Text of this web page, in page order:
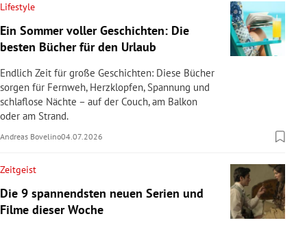
Lifestyle
Ein Sommer voller Geschichten: Die
besten Bücher für den Urlaub
Endlich Zeit für große Geschichten: Diese Bücher
sorgen für Fernweh, Herzklopfen, Spannung und
schlaflose Nächte – auf der Couch, am Balkon
oder am Strand.
Andreas Bovelino04.07.2026
Zeitgeist
Die 9 spannendsten neuen Serien und
Filme dieser Woche